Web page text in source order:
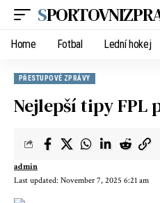
Home Fotbal Lední hokej
PŘESTUPOVÉ ZPRÁVY
Nejlepší tipy FPL
Last updated: November 7, 2025 6:21 am
admin